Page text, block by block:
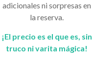
adicionales ni sorpresas en
la reserva.
¡El precio es el que es, sin
truco ni varita mágica!